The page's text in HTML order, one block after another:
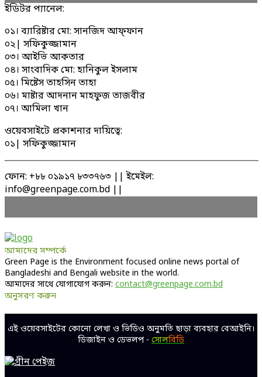
ইডিটর প্যানেল:
০১। ব্যারিষ্টার মো: সানজিদ আফ্ফান
০২| সফিকুজ্জামান
০৩। আইভি আকতার
০৪। সাংবাদিক মো: হানিকুল ইসলাম
০৫। মিষ্টেস তাহসিন তাহা
০৬। মাষ্টার আদনান মাহফুজ তাজবীর
০৭। আমিলা খান
ওয়েবসাইটে প্রকাশনার দায়িত্বে:
০১| সফিকুজ্জামান
ফোন: +৮৮ ০১৯১৭ ৮৩৩৭৬৩ || ইমেইল:
info@greenpage.com.bd ||
আমাদের সম্পর্কে
Green Page is the Environment focused online news portal of
Bangladeshi and Bengali website in the world.
আমাদের সাথে যোগাযোগ করুন: contact@greenpage.com.bd
অনুসরণ করুন
এই ওয়েবসাইটের কোনো লেখা ও ভিডিও অনুমতি ছাড়া ব্যবহার বেআইনি।
ডিজাইন ও ডেভলপ - সোলবিডি